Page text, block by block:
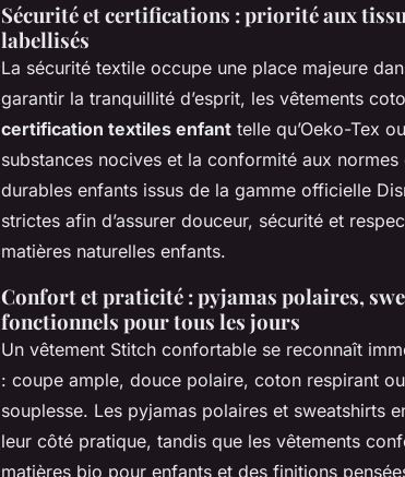
Sécurité et certifications : priorité aux
labellisés
La sécurité textile occupe une place majeure
garantir la tranquillité d’esprit, les vêtements
certification textiles enfant telle qu’Oeko-Tex
substances nocives et la conformité aux
durables enfants issus de la gamme officielle
strictes afin d’assurer douceur, sécurité et
matières naturelles enfants.
Confort et praticité : pyjamas polaires,
fonctionnels pour tous les jours
Un vêtement Stitch confortable se reconnaît
: coupe ample, douce polaire, coton respirant
souplesse. Les pyjamas polaires et sweatshirts
leur côté pratique, tandis que les vêtements
matières bio pour enfants et des finitions